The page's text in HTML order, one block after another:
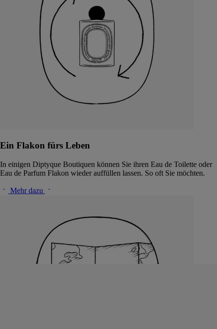
Ein Flakon fürs Leben
In einigen Diptyque Boutiquen können Sie ihren Eau de Toilette oder
Eau de Parfum Flakon wieder auffüllen lassen. So oft Sie möchten.
Mehr dazu
Kollektion entdecken